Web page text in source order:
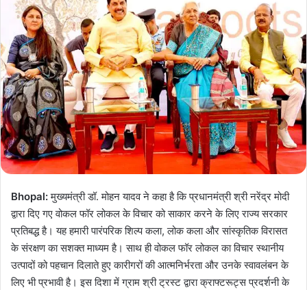
Bhopal:मुख्यमंत्री डॉ. मोहन यादव ने कहा है कि प्रधानमंत्री श्री नरेंद्र मोदी
द्वारा दिए गए वोकल फॉर लोकल के विचार को साकार करने के लिए राज्य सरकार
प्रतिबद्ध है। यह हमारी पारंपरिक शिल्प कला, लोक कला और सांस्कृतिक विरासत
के संरक्षण का सशक्त माध्यम है। साथ ही वोकल फॉर लोकल का विचार स्थानीय
उत्पादों को पहचान दिलाते हुए कारीगरों की आत्मनिर्भरता और उनके स्वावलंबन के
लिए भी प्रभावी है। इस दिशा में ग्राम श्री ट्रस्ट द्वारा क्राफ्टरूट्स प्रदर्शनी के